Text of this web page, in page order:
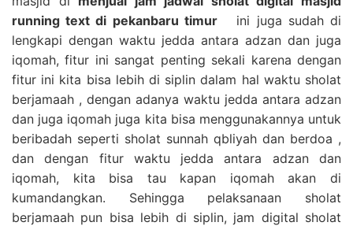
running text di pekanbaru timurini juga sudah di
lengkapi dengan waktu jedda antara adzan dan juga
iqomah, fitur ini sangat penting sekali karena dengan
fitur ini kita bisa lebih di siplin dalam hal waktu sholat
berjamaah , dengan adanya waktu jedda antara adzan
dan juga iqomah juga kita bisa menggunakannya untuk
beribadah seperti sholat sunnah qbliyah dan berdoa ,
dan dengan fitur waktu jedda antara adzan dan
iqomah, kita bisa tau kapan iqomah akan di
kumandangkan. Sehingga pelaksanaan sholat
berjamaah pun bisa lebih di siplin, jam digital sholat